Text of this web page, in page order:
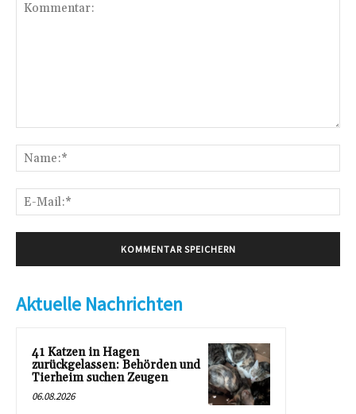
Aktuelle Nachrichten
41 Katzen in Hagen
zurückgelassen: Behörden und
Tierheim suchen Zeugen
06.08.2026